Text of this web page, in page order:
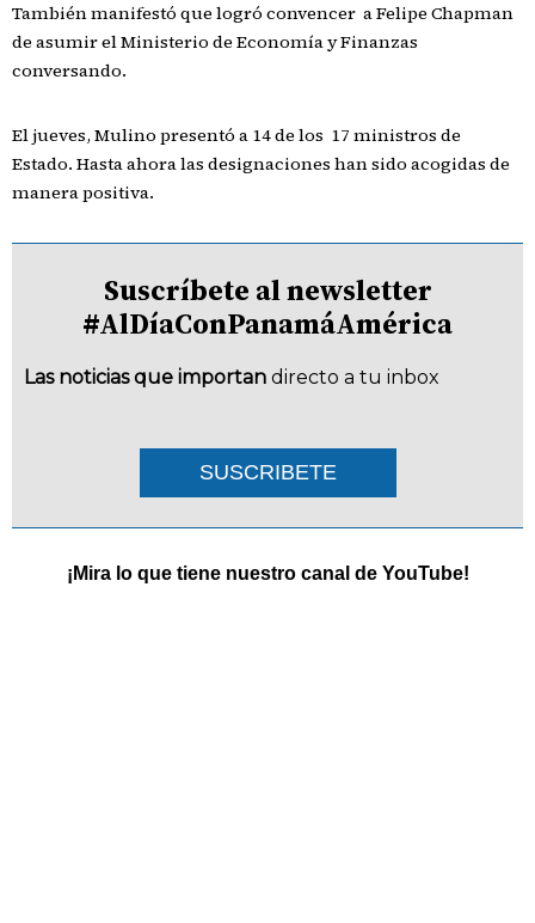
También manifestó que logró convencer a Felipe Chapman
de asumir el Ministerio de Economía y Finanzas
conversando.
El jueves, Mulino presentó a 14 de los 17 ministros de
Estado. Hasta ahora las designaciones han sido acogidas de
manera positiva.
Suscríbete al newsletter
#AlDíaConPanamáAmérica
Las noticias que importan directo a tu inbox
SUSCRIBETE
¡Mira lo que tiene nuestro canal de YouTube!